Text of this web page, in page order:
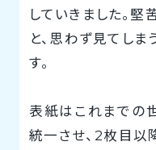
していきました。堅
と、思わず見てし
す。
表紙はこれまでの
統一させ、2枚目以